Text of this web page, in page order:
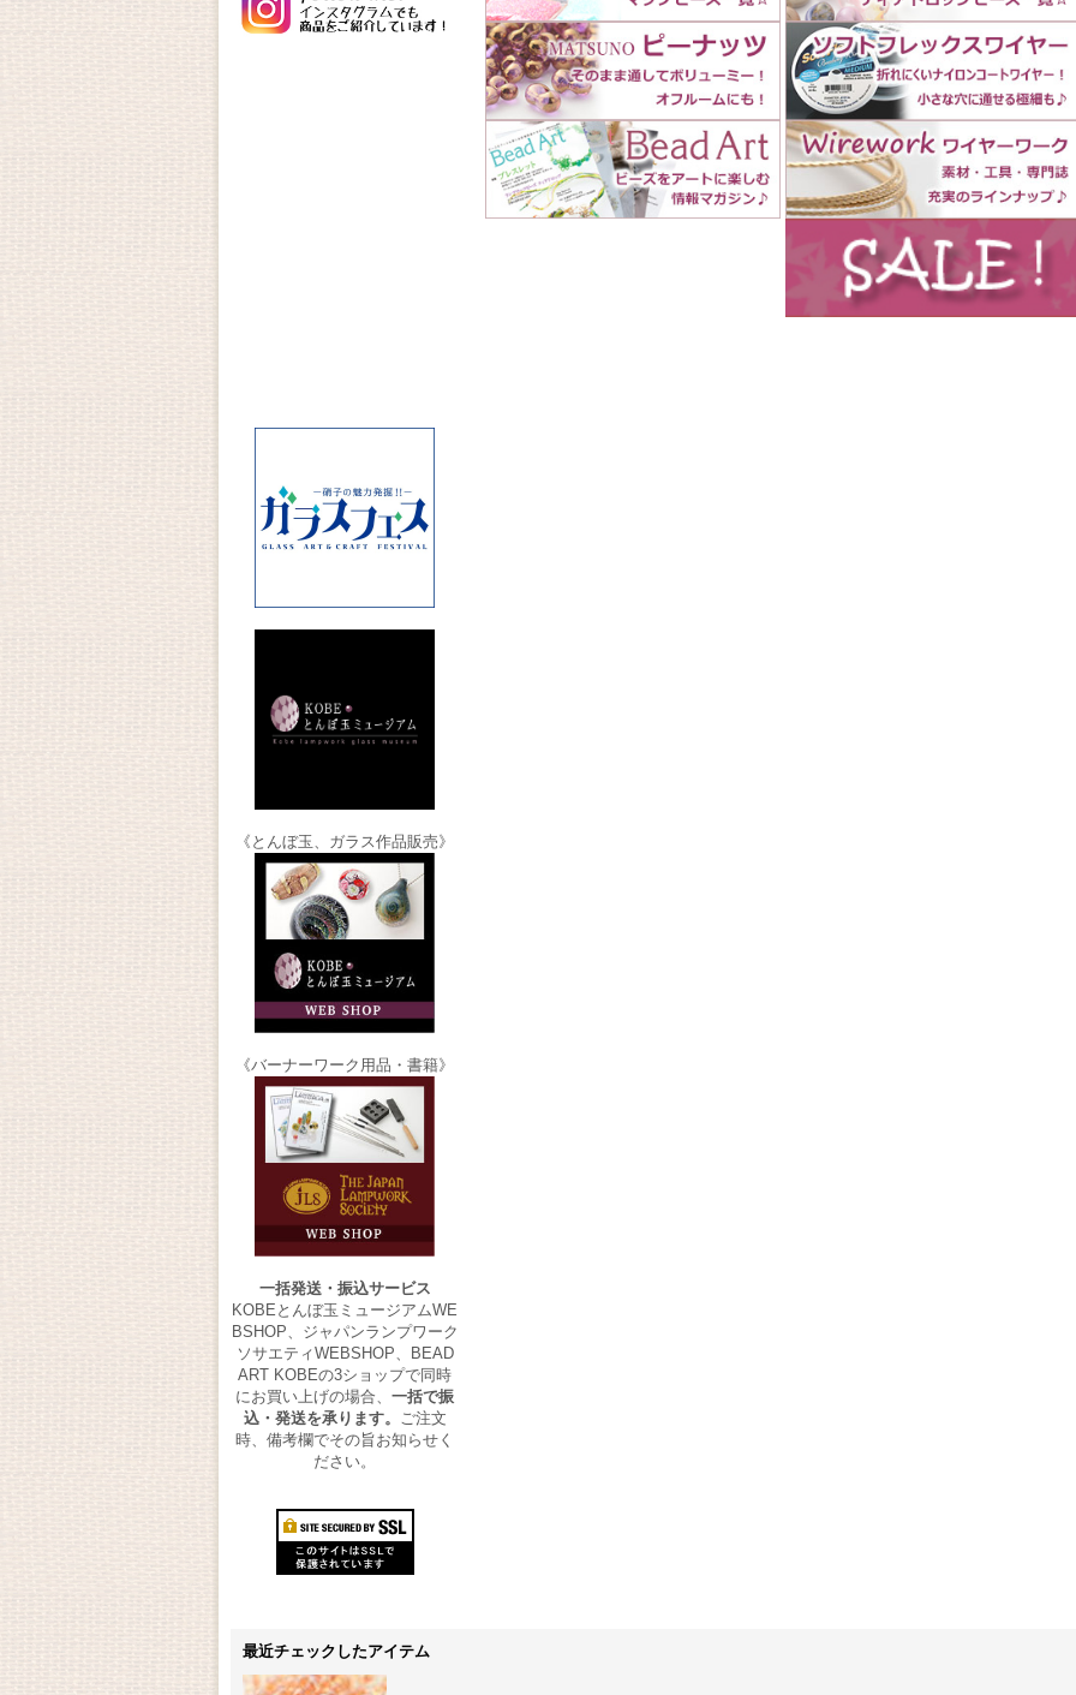
《とんぼ玉、ガラス作品販売》
《バーナーワーク用品・書籍》
一括発送・振込サービス
KOBEとんぼ玉ミュージアムWE
BSHOP、ジャパンランプワーク
ソサエティWEBSHOP、BEAD
ART KOBEの3ショップで同時
にお買い上げの場合、 一括で振
込・発送を承ります。 ご注文
時、備考欄でその旨お知らせく
ださい。
最近チェックしたアイテム